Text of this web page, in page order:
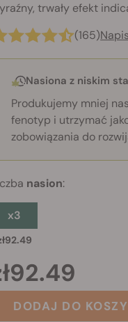
trwały efekt
(165)
Nasiona z niskim
Produkujemy mniej
fenotyp i utrzymać
zobowiązania do
nasion:
x3
DODAJ DO